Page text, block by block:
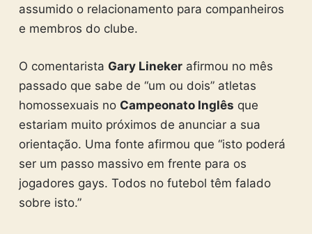
assumido o relacionamento para companheiros
e membros do clube.
O comentarista Gary Linekerafirmou no mês
passado que sabe de “um ou dois” atletas
homossexuais no Campeonato Inglês que
estariam muito próximos de anunciar a sua
orientação. Uma fonte afirmou que “isto poderá
ser um passo massivo em frente para os
jogadores gays. Todos no futebol têm falado
sobre isto.”